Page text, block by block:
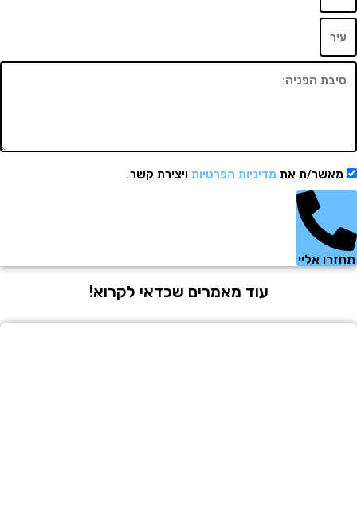
ת אתמדיניות הפרטיותויצירת קשר.
אליי
עוד מאמרים שכדאי לקרוא!